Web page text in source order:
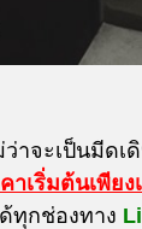
าจะเป็นมีด
าเริ่มต้นเพีย
ทุกช่องทาง